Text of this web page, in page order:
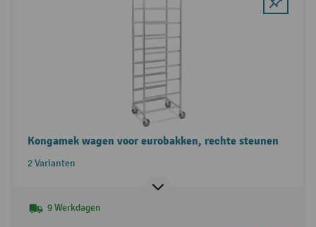
Kongamek wagen voor eurobakken, rechte steunen
2 Varianten
9 Werkdagen